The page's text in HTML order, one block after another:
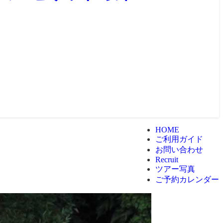
HOME
ご利用ガイド
お問い合わせ
Recruit
ツアー写真
ご予約カレンダー